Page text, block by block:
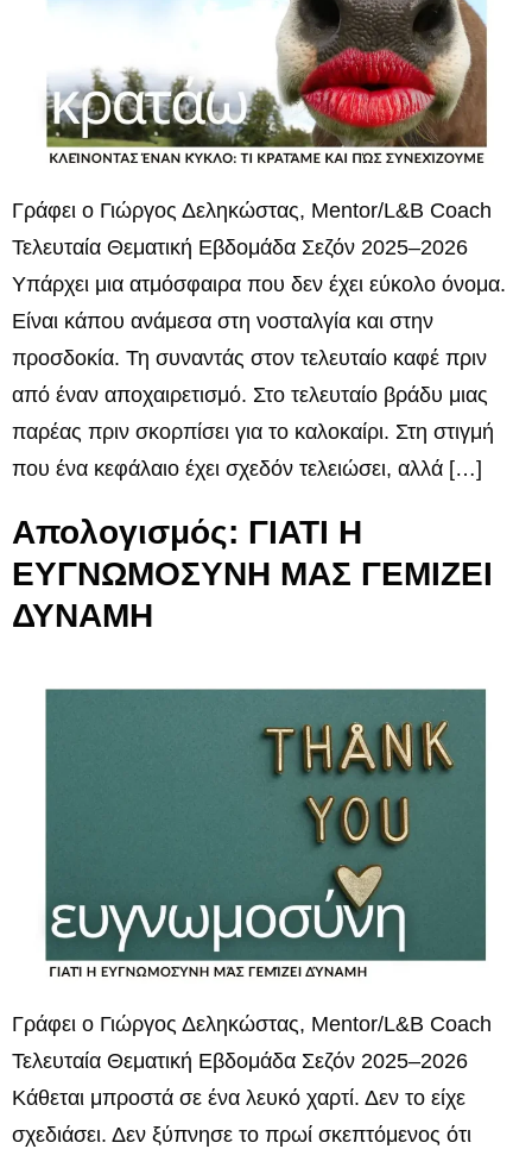
Γράφει ο Γιώργος Δεληκώστας, Mentor/L&B Coach
Τελευταία Θεματική Εβδομάδα Σεζόν 2025–2026
Υπάρχει μια ατμόσφαιρα που δεν έχει εύκολο όνομα.
Είναι κάπου ανάμεσα στη νοσταλγία και στην
προσδοκία. Τη συναντάς στον τελευταίο καφέ πριν
από έναν αποχαιρετισμό. Στο τελευταίο βράδυ μιας
παρέας πριν σκορπίσει για το καλοκαίρι. Στη στιγμή
που ένα κεφάλαιο έχει σχεδόν τελειώσει, αλλά […]
Απολογισμός: ΓΙΑΤΙ Η
ΕΥΓΝΩΜΟΣΥΝΗ ΜΑΣ ΓΕΜΙΖΕΙ
ΔΥΝΑΜΗ
Γράφει ο Γιώργος Δεληκώστας, Mentor/L&B Coach
Τελευταία Θεματική Εβδομάδα Σεζόν 2025–2026
Κάθεται μπροστά σε ένα λευκό χαρτί. Δεν το είχε
σχεδιάσει. Δεν ξύπνησε το πρωί σκεπτόμενος ότι